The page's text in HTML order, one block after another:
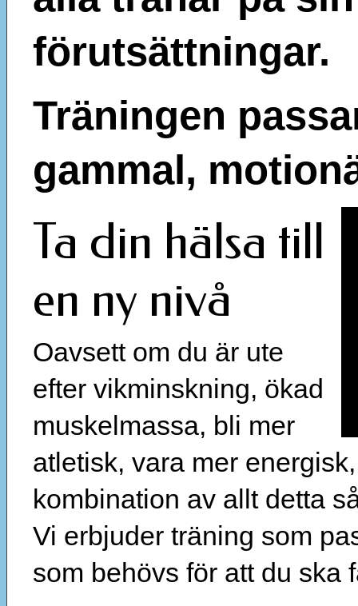
förutsättningar.
Träningen
gammal,
Ta din hälsa till
en ny nivå
Oavsett om du är ute
efter vikminskning, ökad
muskelmassa, bli mer
atletisk, vara mer
kombination av allt detta
Vi erbjuder träning som
som behövs för att du ska